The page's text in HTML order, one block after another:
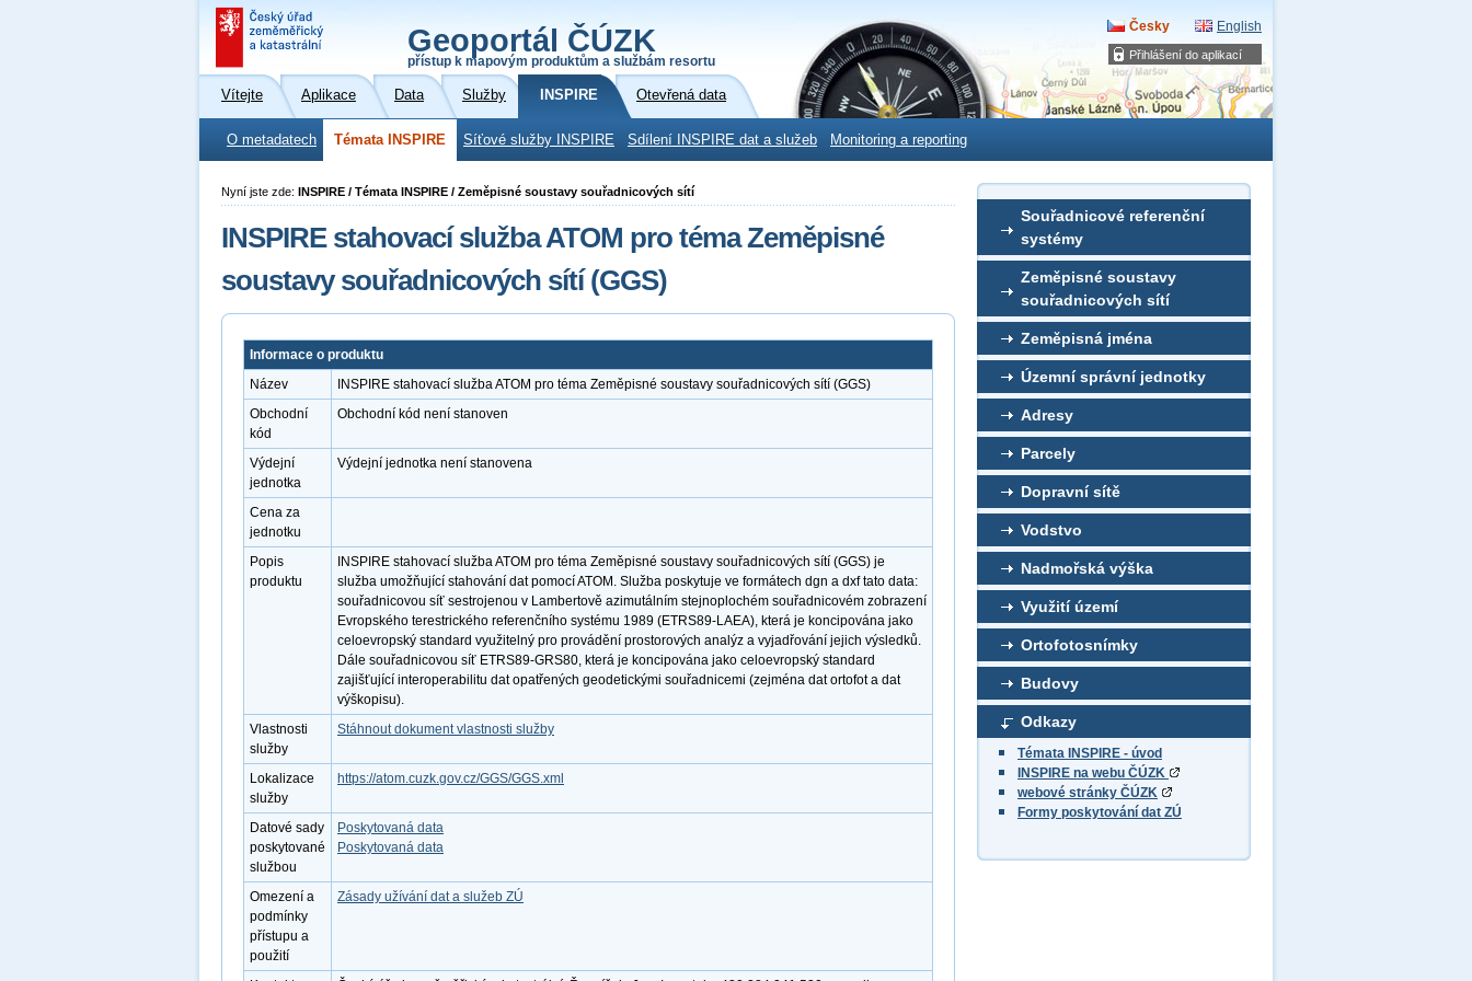
Přihlášení do aplikací
Geoportál ČÚZK
přístup k mapovým produktům a službám resortu
Česky English
Vítejte Aplikace Data Služby INSPIRE Otevřená data
O metadatech Témata INSPIRE Síťové služby INSPIRE Sdílení INSPIRE dat a služeb Monitoring a reporting
Souřadnicové referenční
systémy
Zeměpisné soustavy
souřadnicových sítí
Zeměpisná jména
Územní správní jednotky
Adresy
Parcely
Dopravní sítě
Vodstvo
Nadmořská výška
Využití území
Ortofotosnímky
Budovy
Odkazy
Témata INSPIRE - úvod
INSPIRE na webu ČÚZK
webové stránky ČÚZK
Formy poskytování dat ZÚ
Nyní jste zde: INSPIRE / Témata INSPIRE / Zeměpisné soustavy souřadnicových sítí
INSPIRE stahovací služba ATOM pro téma Zeměpisné
soustavy souřadnicových sítí (GGS)
Informace o produktu
Název
INSPIRE stahovací služba ATOM pro téma Zeměpisné soustavy souřadnicových sítí (GGS)
Obchodní
kód
Obchodní kód není stanoven
Výdejní
jednotka
Výdejní jednotka není stanovena
Cena za
jednotku
Popis
produktu
INSPIRE stahovací služba ATOM pro téma Zeměpisné soustavy souřadnicových sítí (GGS) je
služba umožňující stahování dat pomocí ATOM. Služba poskytuje ve formátech dgn a dxf tato data:
souřadnicovou síť sestrojenou v Lambertově azimutálním stejnoplochém souřadnicovém zobrazení
Evropského terestrického referenčního systému 1989 (ETRS89-LAEA), která je koncipována jako
celoevropský standard využitelný pro provádění prostorových analýz a vyjadřování jejich výsledků.
Dále souřadnicovou síť ETRS89-GRS80, která je koncipována jako celoevropský standard
zajišťující interoperabilitu dat opatřených geodetickými souřadnicemi (zejména dat ortofot a dat
výškopisu).
Vlastnosti
služby
Stáhnout dokument vlastnosti služby
Lokalizace
služby
https://atom.cuzk.gov.cz/GGS/GGS.xml
Datové sady
poskytované
službou
Poskytovaná data
Poskytovaná data
Omezení a
podmínky
přístupu a
použití
Zásady užívání dat a služeb ZÚ